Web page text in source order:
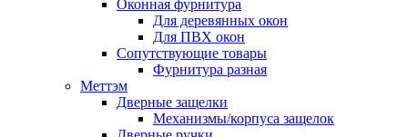
Оконная фурнитура
Для деревянных окон
Для ПВХ окон
Сопутствующие товары
Фурнитура разная
Меттэм
Дверные защелки
Механизмы/корпуса защелок